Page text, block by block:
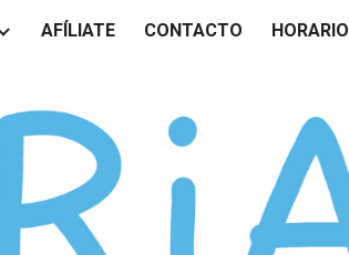
Skip to navigation
AFÍLIATE CONTACTO HORARIO